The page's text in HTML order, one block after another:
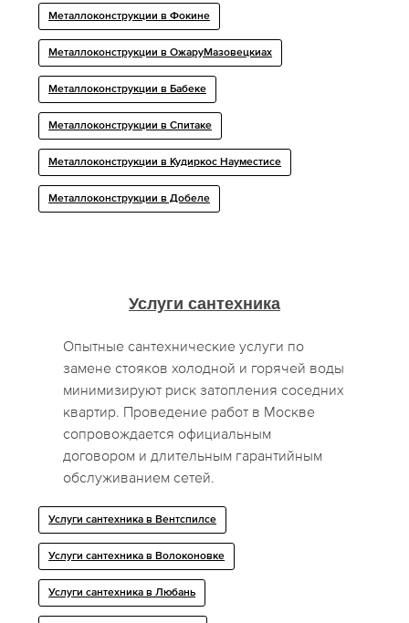
Металлоконструкции в Фокине
Металлоконструкции в ОжаруМазовецкиах
Металлоконструкции в Бабеке
Металлоконструкции в Спитаке
Металлоконструкции в Кудиркос Науместисе
Металлоконструкции в Добелe
Услуги сантехника
Опытные сантехнические услуги по
замене стояков холодной и горячей воды
минимизируют риск затопления соседних
квартир. Проведение работ в Москве
сопровождается официальным
договором и длительным гарантийным
обслуживанием сетей.
Услуги сантехника в Вентспилсе
Услуги сантехника в Волоконовке
Услуги сантехника в Любань